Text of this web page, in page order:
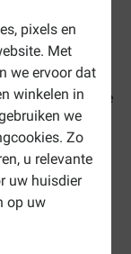
pixels en
Met
we ervoor dat
winkelen in
we
Zo
u relevante
uw huisdier
op uw
is
eiwitten.
de hand van
zelfs geschikt
kunstmatige
assortiment
Zo zijn er
voedingen met
bestellen.